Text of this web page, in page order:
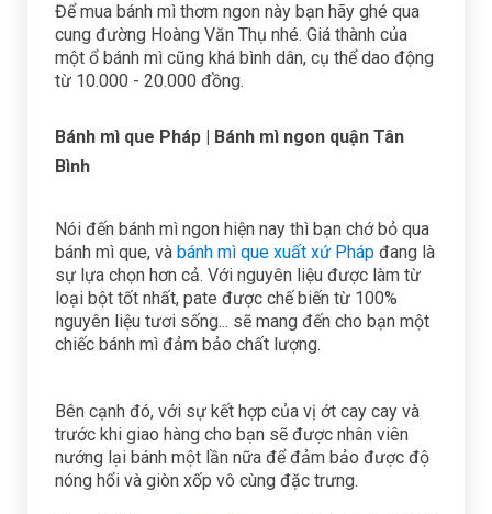
Để mua bánh mì thơm ngon này bạn hãy ghé qua
cung đường Hoàng Văn Thụ nhé. Giá thành của
một ổ bánh mì cũng khá bình dân, cụ thể dao động
từ 10.000 - 20.000 đồng.
Bánh mì que Pháp
| Bánh mì ngon quận Tân
Bình
Nói đến bánh mì ngon hiện nay thì bạn chớ bỏ qua
bánh mì que, và bánh mì que xuất xứ Pháp đang là
sự lựa chọn hơn cả. Với nguyên liệu được làm từ
loại bột tốt nhất, pate được chế biến từ 100%
nguyên liệu tươi sống... sẽ mang đến cho bạn một
chiếc bánh mì đảm bảo chất lượng.
Bên cạnh đó, với sự kết hợp của vị ớt cay cay và
trước khi giao hàng cho bạn sẽ được nhân viên
nướng lại bánh một lần nữa để đảm bảo được độ
nóng hổi và giòn xốp vô cùng đặc trưng.